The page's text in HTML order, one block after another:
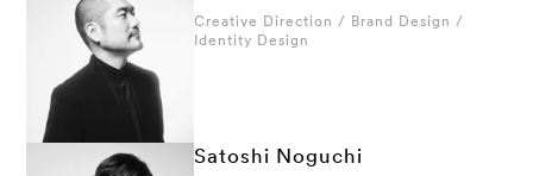
Creative Direction / Brand Design /
Identity Design
Satoshi Noguchi